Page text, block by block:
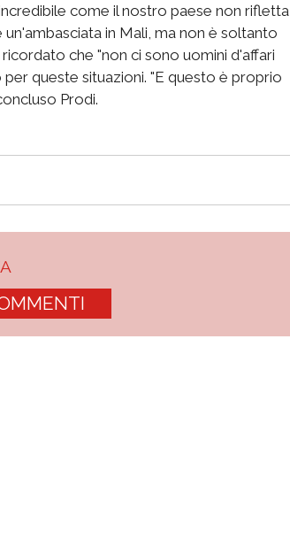
come il nostro paese non rifletta
in Mali, ma non è soltanto
che "non ci sono uomini d'affari
queste situazioni. "E questo è proprio
Prodi.